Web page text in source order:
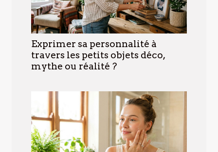
Exprimer sa personnalité à
travers les petits objets déco,
mythe ou réalité ?